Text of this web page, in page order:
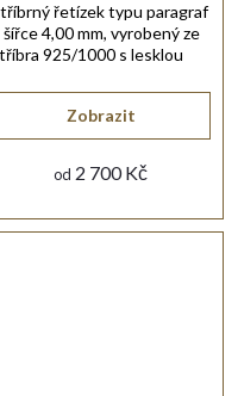
od 2 700 Kč
Zobrazit
řetízek typu paragraf
šířce 4,00 mm, vyrobený ze
925/1000 s lesklou